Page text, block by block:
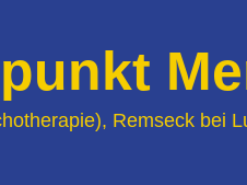
Remseck bei